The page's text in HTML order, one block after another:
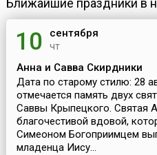
Ближайшие праздники в
10 сентября
чт
Анна и Савва Скирдники
Дата по старому стилю: 28
отмечается память двух
Саввы Крыпецкого. Святая
благочестивой вдовой,
Симеоном Богоприимцем
младенца Иису...